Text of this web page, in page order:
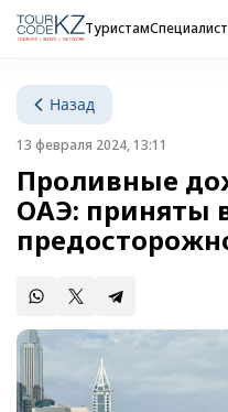
Туристам
Назад
13 февраля 2024, 13:11
Проливные
ОАЭ: приняты